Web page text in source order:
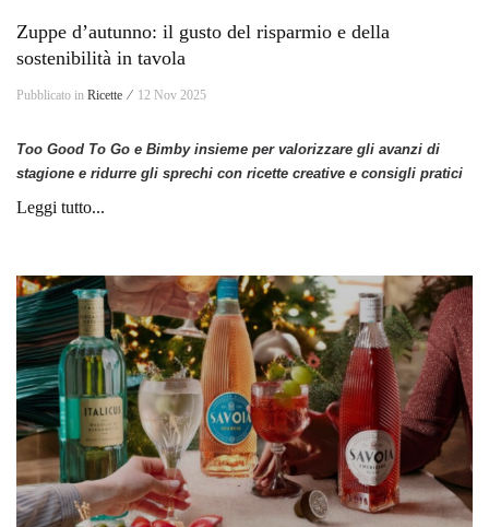
Zuppe d’autunno: il gusto del risparmio e della
sostenibilità in tavola
Pubblicato in Ricette ⁄ 12 Nov 2025
Too Good To Go e Bimby insieme per valorizzare gli avanzi di
stagione e ridurre gli sprechi con ricette creative e consigli pratici
Leggi tutto...